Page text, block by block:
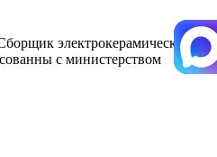
электрокерамических
с министерством